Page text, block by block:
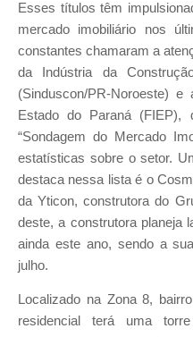
Esses títulos têm
mercado imobiliário nos
constantes chamaram a
da Indústria da
(Sinduscon/PR-Noroeste)
Estado do Paraná (FIEP),
“Sondagem do Mercado
estatísticas sobre o setor.
destaca nessa lista é o
da Yticon, construtora do
deste, a construtora planeja
ainda este ano, sendo a
julho.
Localizado na Zona 8,
residencial terá uma